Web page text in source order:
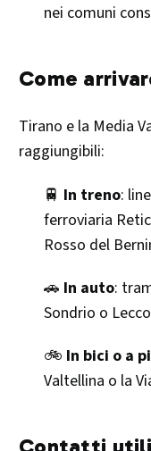
nei comuni
Come
Tirano e la Media
raggiungibili:
🚆 In treno:
ferroviaria
Rosso del
🚗 In auto:
Sondrio o
🚲 In bici o a
Valtellina o la